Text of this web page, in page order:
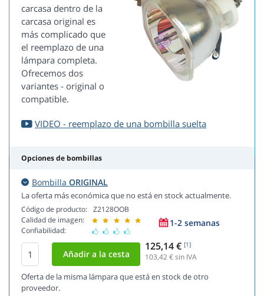
carcasa dentro de la
carcasa original es
más complicado que
el reemplazo de una
lámpara completa.
Ofrecemos dos
variantes - original o
compatible.
VIDEO - reemplazo de una bombilla suelta
Opciones de bombillas
Bombilla ORIGINAL
La oferta más económica que no está en stock actualmente.
Código de producto:
Calidad de imagen:
Confiabilidad:
Z2128OOB
1-2 semanas
125,14 € [1]
103,42€ sin IVA
Oferta de la misma lámpara que está en stock de otro
proveedor.